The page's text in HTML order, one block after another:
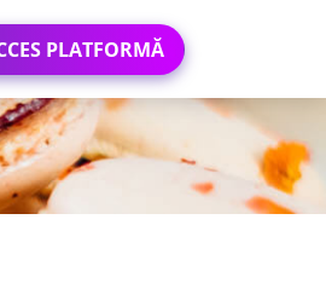
PLATFORMĂ